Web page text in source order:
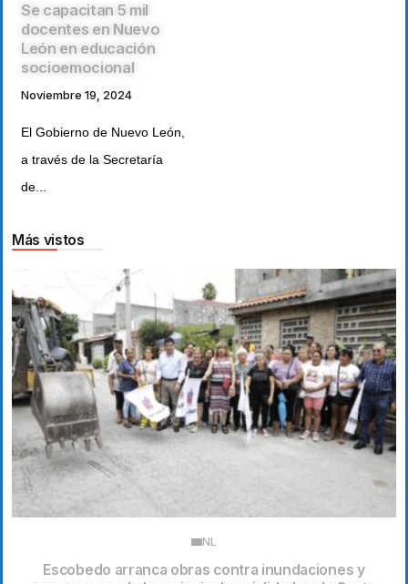
Se capacitan 5 mil
docentes en Nuevo
León en educación
socioemocional
Noviembre 19, 2024
El Gobierno de Nuevo León,
a través de la Secretaría
de...
Más vistos
NL
Escobedo arranca obras contra inundaciones y